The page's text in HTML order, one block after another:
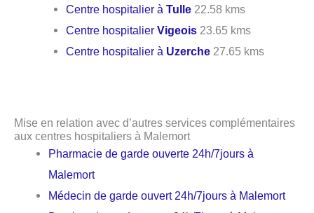
Centre hospitalier àTulle 22.58 kms
Centre hospitalierVigeois 23.65 kms
Centre hospitalier à Uzerche 27.65 kms
Mise en relation avec d’autres services complémentaires
aux centres hospitaliers à Malemort
Pharmacie de garde ouverte 24h/7jours à
Malemort
Médecin de garde ouvert 24h/7jours à Malemort